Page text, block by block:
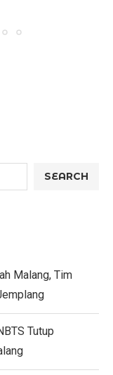
SEARCH
Malang, Tim
Tutup